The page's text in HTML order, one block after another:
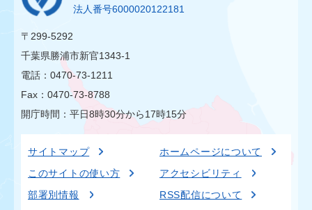
法人番号6000020122181
〒299-5292
千葉県勝浦市新官1343-1
電話：0470-73-1211
Fax：0470-73-8788
開庁時間：平日8時30分から17時15分
サイトマップ
ホームページについて
このサイトの使い方
アクセシビリティ
部署別情報
RSS配信について